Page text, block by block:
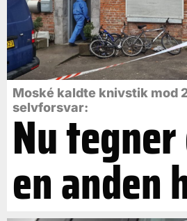
Moské kaldte knivstik mod
selvforsvar:
Nu
en anden